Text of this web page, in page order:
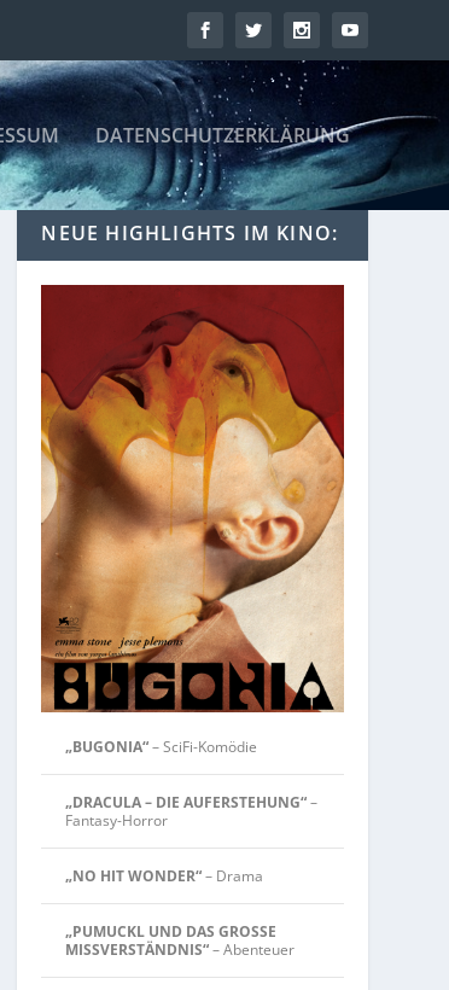
DATENSCHUTZERKLÄRUNG
NEUE HIGHLIGHTS IM KINO:
„BUGONIA“– SciFi-Komödie
„DRACULA – DIE AUFERSTEHUNG“–
Fantasy-Horror
„NO HIT WONDER“– Drama
„PUMUCKL UND DAS GROSSE
MISSVERSTÄNDNIS“– Abenteuer